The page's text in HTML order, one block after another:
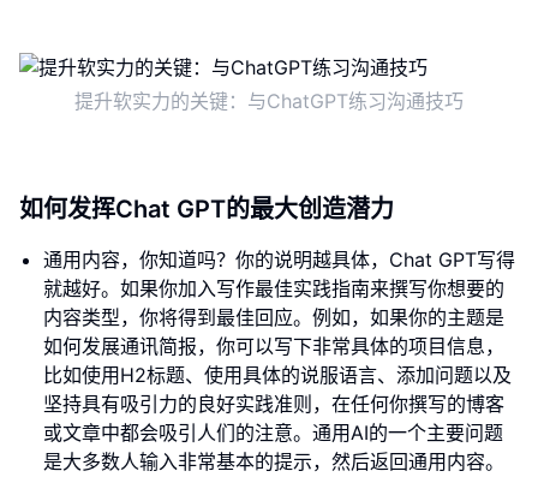
提升软实力的关键：与ChatGPT练习沟通技巧
如何发挥Chat GPT的最大创造潜力
通用内容，你知道吗？你的说明越具体，Chat GPT写得
就越好。如果你加入写作最佳实践指南来撰写你想要的
内容类型，你将得到最佳回应。例如，如果你的主题是
如何发展通讯简报，你可以写下非常具体的项目信息，
比如使用H2标题、使用具体的说服语言、添加问题以及
坚持具有吸引力的良好实践准则，在任何你撰写的博客
或文章中都会吸引人们的注意。通用AI的一个主要问题
是大多数人输入非常基本的提示，然后返回通用内容。